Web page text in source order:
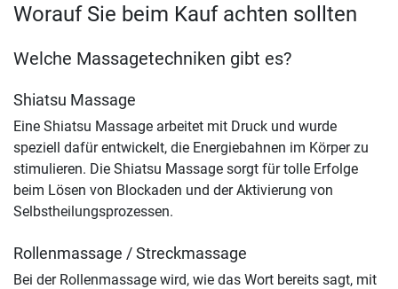
Worauf Sie beim Kauf achten sollten
Welche Massagetechniken gibt es?
Shiatsu Massage
Eine Shiatsu Massage arbeitet mit Druck und wurde
speziell dafür entwickelt, die Energiebahnen im Körper zu
stimulieren. Die Shiatsu Massage sorgt für tolle Erfolge
beim Lösen von Blockaden und der Aktivierung von
Selbstheilungsprozessen.
Rollenmassage / Streckmassage
Bei der Rollenmassage wird, wie das Wort bereits sagt, mit